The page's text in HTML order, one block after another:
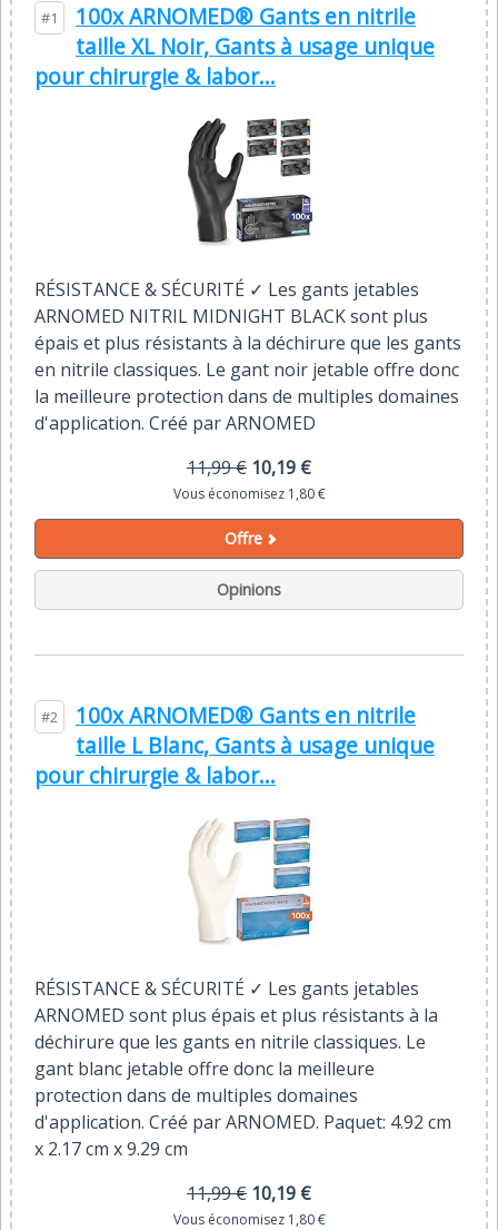
#1
100x ARNOMED® Gants en nitrile
taille XL Noir, Gants à usage unique
pour chirurgie & labor...
RÉSISTANCE & SÉCURITÉ ✓ Les gants jetables
ARNOMED NITRIL MIDNIGHT BLACK sont plus
épais et plus résistants à la déchirure que les gants
en nitrile classiques. Le gant noir jetable offre donc
la meilleure protection dans de multiples domaines
d'application. Créé par ARNOMED
11,99 € 10,19 €
Vous économisez 1,80 €
Offre
Opinions
#2
100x ARNOMED® Gants en nitrile
taille L Blanc, Gants à usage unique
pour chirurgie & labor...
RÉSISTANCE & SÉCURITÉ ✓ Les gants jetables
ARNOMED sont plus épais et plus résistants à la
déchirure que les gants en nitrile classiques. Le
gant blanc jetable offre donc la meilleure
protection dans de multiples domaines
d'application. Créé par ARNOMED. Paquet: 4.92 cm
x 2.17 cm x 9.29 cm
11,99 € 10,19 €
Vous économisez 1,80 €